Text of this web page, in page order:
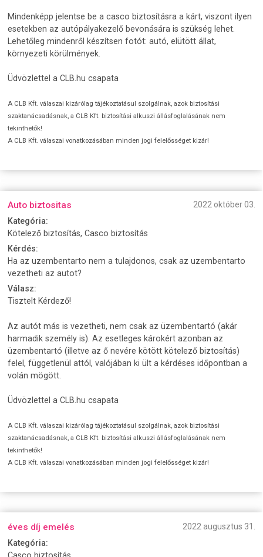
Mindenképp jelentse be a casco biztosításra a kárt, viszont ilyen
esetekben az autópályakezelő bevonására is szükség lehet.
Lehetőleg mindenről készítsen fotót: autó, elütött állat,
környezeti körülmények.
Üdvözlettel a CLB.hu csapata
A CLB Kft. válaszai kizárólag tájékoztatásul szolgálnak, azok biztosítási
szaktanácsadásnak, a CLB Kft. biztosítási alkuszi állásfoglalásának nem
tekinthetők!
A CLB Kft. válaszai vonatkozásában minden jogi felelősséget kizár!
Auto biztositas
2022 október 03.
Kategória:
Kötelező biztosítás, Casco biztosítás
Kérdés:
Ha az uzembentarto nem a tulajdonos, csak az uzembentarto
vezetheti az autot?
Válasz:
Tisztelt Kérdező!
Az autót más is vezetheti, nem csak az üzembentartó (akár
harmadik személy is). Az esetleges károkért azonban az
üzembentartó (illetve az ő nevére kötött kötelező biztosítás)
felel, függetlenül attól, valójában ki ült a kérdéses időpontban a
volán mögött.
Üdvözlettel a CLB.hu csapata
A CLB Kft. válaszai kizárólag tájékoztatásul szolgálnak, azok biztosítási
szaktanácsadásnak, a CLB Kft. biztosítási alkuszi állásfoglalásának nem
tekinthetők!
A CLB Kft. válaszai vonatkozásában minden jogi felelősséget kizár!
éves díj emelés
2022 augusztus 31.
Kategória: